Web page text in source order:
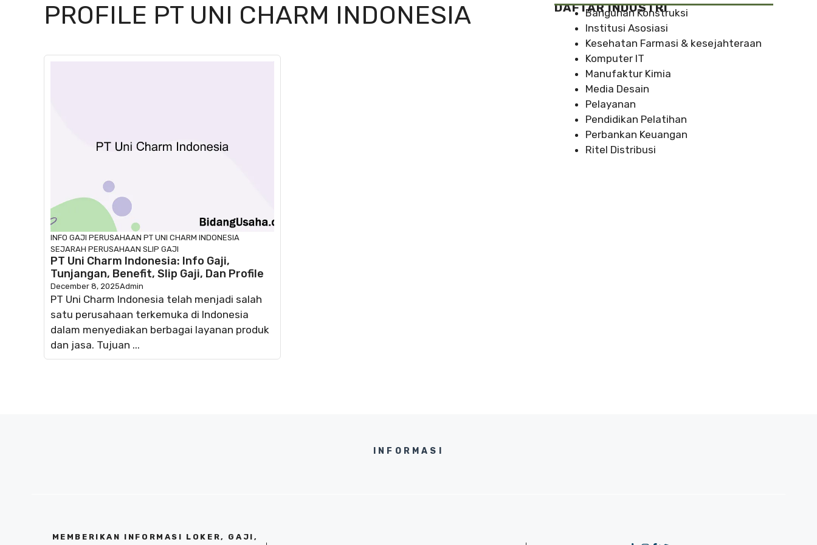
PROFILE PT UNI CHARM INDONESIA
INFO GAJI PERUSAHAAN PT UNI CHARM INDONESIA
SEJARAH PERUSAHAAN SLIP GAJI
PT Uni Charm Indonesia: Info Gaji,
Tunjangan, Benefit, Slip Gaji, Dan Profile
December 8, 2025Admin
PT Uni Charm Indonesia telah menjadi salah
satu perusahaan terkemuka di Indonesia
dalam menyediakan berbagai layanan produk
dan jasa. Tujuan ...
DAFTAR INDUSTRI
Bangunan Konstruksi
Institusi Asosiasi
Kesehatan Farmasi & kesejahteraan
Komputer IT
Manufaktur Kimia
Media Desain
Pelayanan
Pendidikan Pelatihan
Perbankan Keuangan
Ritel Distribusi
INFORMASI
MEMBERIKAN INFORMASI LOKER, GAJI,